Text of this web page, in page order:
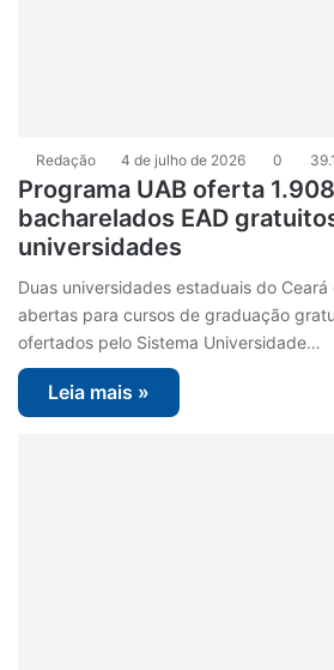
Redação 4 de julho de 2026 0
Programa UAB oferta
bacharelados EAD
universidades
Duas universidades estaduais do
abertas para cursos de graduação
ofertados pelo Sistema Universidade…
Leia mais »